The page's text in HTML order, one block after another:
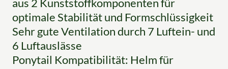
optimale Stabilität und Formschlüssigkeit
Sehr gute Ventilation durch 7 Luftein- und
6 Luftauslässe
Ponytail Kompatibilität: Helm für